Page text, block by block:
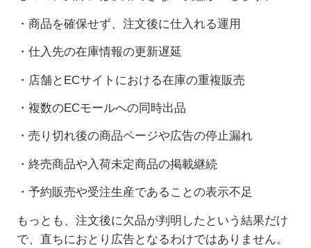
・商品を確保せず、注文後に仕入れる運用
・仕入先の在庫情報の更新遅延
・店舗と ECサイトにおける在庫の重複販売
・複数のECモールへの同時出品
・売り切れ後の商品ページや広告の停止漏れ
・終売商品や入荷未定商品の掲載継続
・予約販売や受注生産であることの表示不足
もっとも、注文後に欠品が判明したという結果だけ
で、直ちにおとり広告となるわけではありません。